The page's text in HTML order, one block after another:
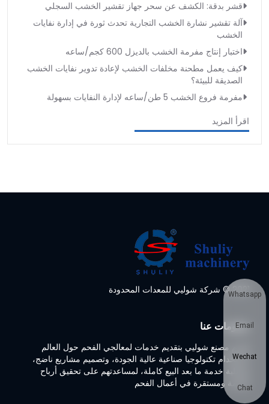
قشر بدقة: الكشف عن سحر جهاز تقشير الخشب السجلي
آلة تقشير نشارة الخشب التجارية تحدث ثورة في إدارة نفايات
الخشب
اختبار إنتاج مفرمة الخشب بالديزل 600 كجم/ساعه
كيف يعمل مطحنة مخلفات الخشب لإعادة تدوير نفايات الخشب
الصديقة للبيئة؟
مفرمة فروع الخشب 5 طن/ساعه لإدارة النفايات بسهولة
اقرأ المزيد
2021 © شركة شوليي للمعدات المحدودة
معلومات عنا
تلتزم مصنع شوليي بتقديم خدمات لمعالجي الفحم حول العالم
باستخدام تكنولوجيا صناعية عالية الجودة، وتصميم مشاريع ناضج،
وعملية خدمة ما بعد البيع كاملة، لمساعدتهم على تحقيق أرباح
ضخمة ومستقرة في أعمال الفحم
Whatsapp
Email
Wechat
Chat